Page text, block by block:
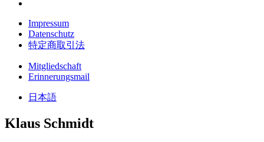
Impressum
Datenschutz
特定商取引法
Mitgliedschaft
Erinnerungsmail
日本語
Klaus Schmidt